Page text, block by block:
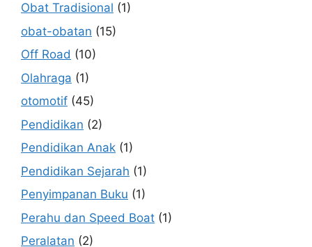
Obat Tradisional (1)
obat-obatan (15)
Off Road (10)
Olahraga (1)
otomotif (45)
Pendidikan (2)
Pendidikan Anak (1)
Pendidikan Sejarah (1)
Penyimpanan Buku (1)
Perahu dan Speed Boat (1)
Peralatan (2)